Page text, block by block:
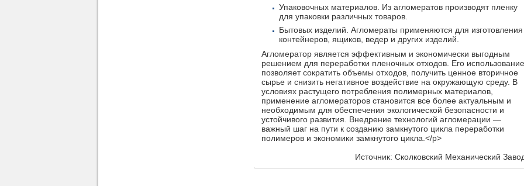
Упаковочных материалов. Из агломератов производят пленку
для упаковки различных товаров.
Бытовых изделий. Агломераты применяются для изготовления
контейнеров, ящиков, ведер и других изделий.
Агломератор является эффективным и экономически выгодным
решением для переработки пленочных отходов. Его использование
позволяет сократить объемы отходов, получить ценное вторичное
сырье и снизить негативное воздействие на окружающую среду. В
условиях растущего потребления полимерных материалов,
применение агломераторов становится все более актуальным и
необходимым для обеспечения экологической безопасности и
устойчивого развития. Внедрение технологий агломерации —
важный шаг на пути к созданию замкнутого цикла переработки
полимеров и экономики замкнутого цикла.</p>
Источник: Сколковский Механический